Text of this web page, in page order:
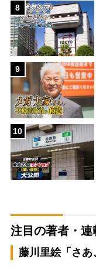
8
9
10
注目の著者・連
藤川里絵「さあ